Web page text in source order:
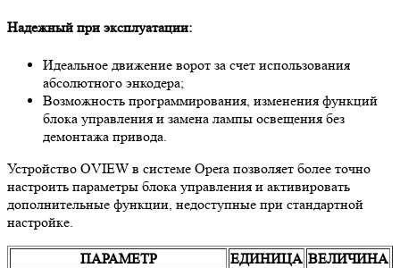
Надежный при эксплуатации:
Идеальное движение ворот за счет использования
абсолютного энкодера;
Возможность программирования, изменения функций
блока управления и замена лампы освещения без
демонтажа привода.
Устройство OVIEW в системе Opera позволяет более точно
настроить параметры блока управления и активировать
дополнительные функции, недоступные при стандартной
настройке.
ПАРАМЕТР ЕДИНИЦА ВЕЛИЧИНА